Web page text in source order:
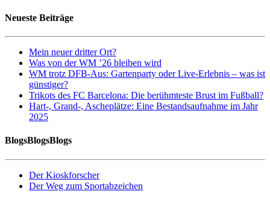
Neueste Beiträge
Mein neuer dritter Ort?
Was von der WM ’26 bleiben wird
WM trotz DFB-Aus: Gartenparty oder Live-Erlebnis – was ist
günstiger?
Trikots des FC Barcelona: Die berühmteste Brust im Fußball?
Hart-, Grand-, Ascheplätze: Eine Bestandsaufnahme im Jahr
2025
BlogsBlogsBlogs
Der Kioskforscher
Der Weg zum Sportabzeichen